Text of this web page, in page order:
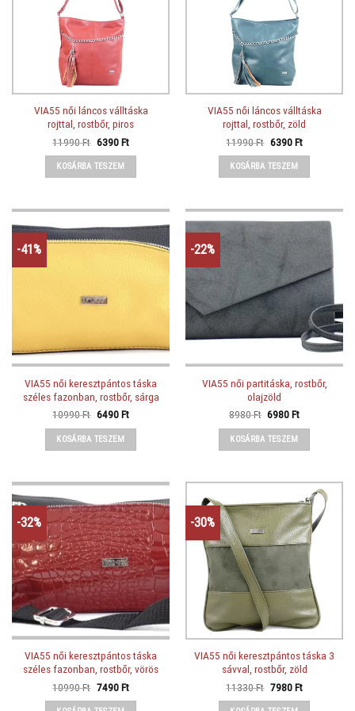
VIA55 női láncos válltáska
rojttal, rostbőr, piros
11990Ft Original
was:
11990 Ft.
6390FtCurrent
KOSÁRBA TESZEM
VIA55 női láncos válltáska
rojttal, rostbőr, zöld
11990Ft Original
was:
11990 Ft.
6390FtCurrent
KOSÁRBA TESZEM
-41%
VIA55 női keresztpántos táska
széles fazonban, rostbőr, sárga
10990Ft Original
was:
10990 Ft.
6490FtCurrent
KOSÁRBA TESZEM
-22%
VIA55 női partitáska, rostbőr,
olajzöld
8980Ft Original
was:
8980 Ft.
6980FtCurrent
KOSÁRBA TESZEM
-32%
VIA55 női keresztpántos táska
széles fazonban, rostbőr, vörös
10990Ft Original
was:
7490FtCurrent
-30%
VIA55 női keresztpántos táska 3
sávval, rostbőr, zöld
11330Ft Original
was:
7980FtCurrent